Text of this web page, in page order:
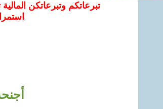
تبرعاتكم وتبرعاتكن